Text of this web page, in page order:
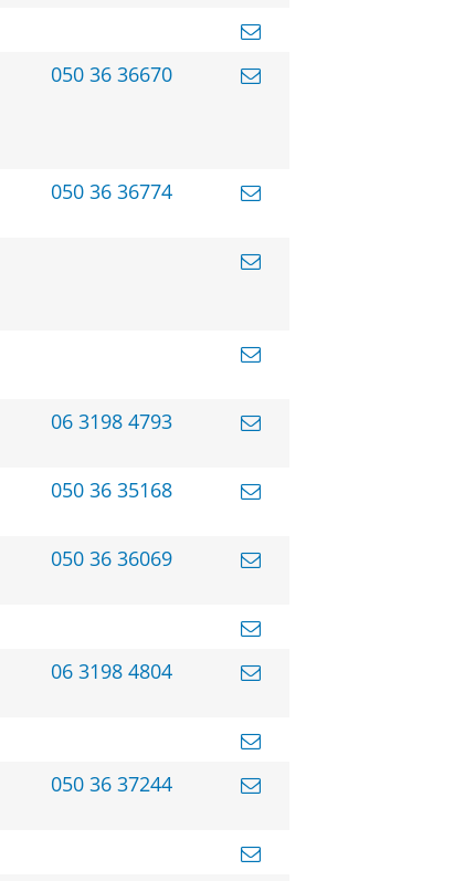
050 36 36670
050 36 36774
06 3198 4793
050 36 35168
050 36 36069
06 3198 4804
050 36 37244